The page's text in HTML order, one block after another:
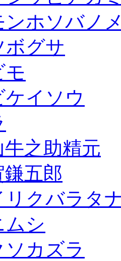
ンホソバノ
ボグサ
モ
ケイソウ
牛之助精元
鎌五郎
リクバラタ
ムシ
ソカズラ